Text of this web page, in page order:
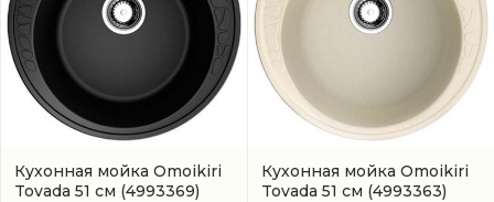
Кухонная мойка Omoikiri
Tovada 51 см (4993369)
Кухонная мойка Omoikiri
Tovada 51 см (4993363)